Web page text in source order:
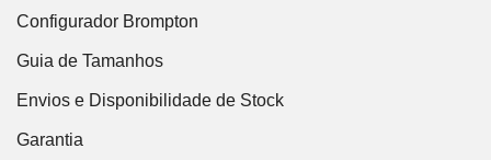
Configurador Brompton
Guia de Tamanhos
Envios e Disponibilidade de Stock
Garantia